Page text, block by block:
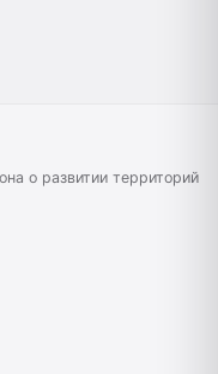
о развитии территорий